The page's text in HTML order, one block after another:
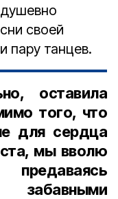
своей
пару танцев.
оставила
того, что
для сердца
мы вволю